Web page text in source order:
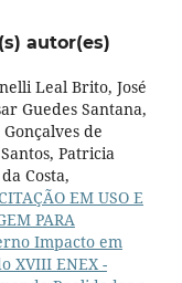
autor(es)
Leal Brito, José
Guedes Santana,
de
Patricia
Costa,
EM USO E
PARA
Impacto em
XVIII ENEX -